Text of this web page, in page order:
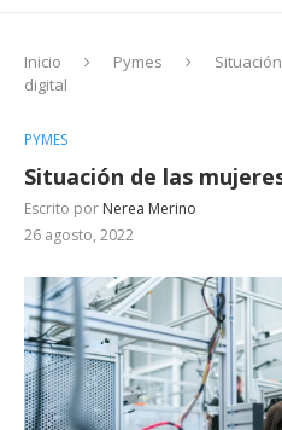
Inicio Pymes
digital
PYMES
Situación de las
Escrito por Nerea Merino
26 agosto, 2022